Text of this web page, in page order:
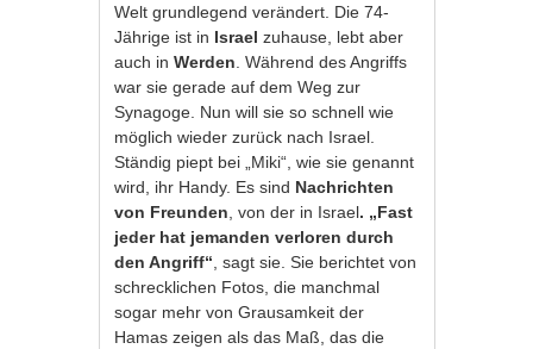
Welt grundlegend verändert. Die 74-
Jährige ist in Israelzuhause, lebt aber
auch inWerden . Während des Angriffs
war sie gerade auf dem Weg zur
Synagoge. Nun will sie so schnell wie
möglich wieder zurück nach Israel.
Ständig piept bei „Miki“, wie sie genannt
wird, ihr Handy. Es sind Nachrichten
von Freunden , von der in Israel. „Fast
jeder hat jemanden verloren durch
den Angriff“ , sagt sie. Sie berichtet von
schrecklichen Fotos, die manchmal
sogar mehr von Grausamkeit der
Hamas zeigen als das Maß, das die